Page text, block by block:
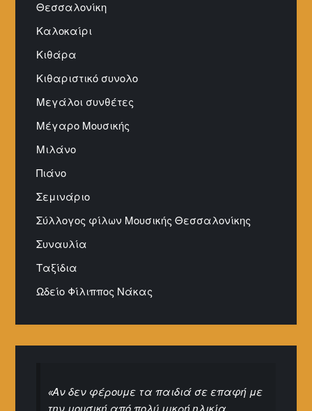
Θεσσαλονίκη
Καλοκαίρι
Κιθάρα
Κιθαριστικό συνολο
Μεγάλοι συνθέτες
Μέγαρο Μουσικής
Μιλάνο
Πιάνο
Σεμινάριο
Σύλλογος φίλων Μουσικής Θεσσαλονίκης
Συναυλία
Ταξίδια
Ωδείο Φίλιππος Νάκας
«Αν δεν φέρουμε τα παιδιά σε επαφή με